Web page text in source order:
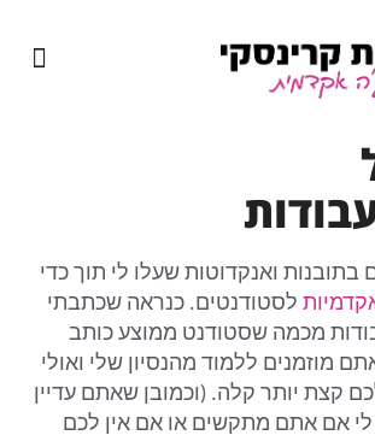
ואנקדוטות שעלו לי תוך כדי
לסטודנטים. כנראה שכתבתי
מפי 100 עבודות מכמה שסטודנט ממוצע כותב
מוזמנים ללמוד מהנסיון שלי ואולי
קצת יותר קלה. (וכמובן שאתם עדיין
לי אם אתם מתקשים או אם אין לכם